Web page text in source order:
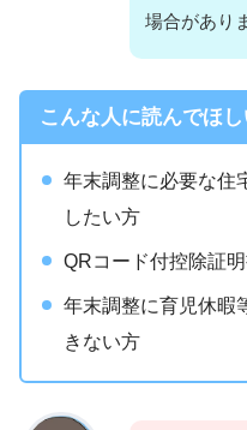
場合があり
こんな人に読んでほし
年末調整に必要な住
したい方
QRコード付控除証
年末調整に育児休暇
きない方